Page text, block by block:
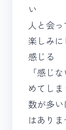
い
人と会
楽しみ
感じる
「感じ
めてしま
数が多
はありま